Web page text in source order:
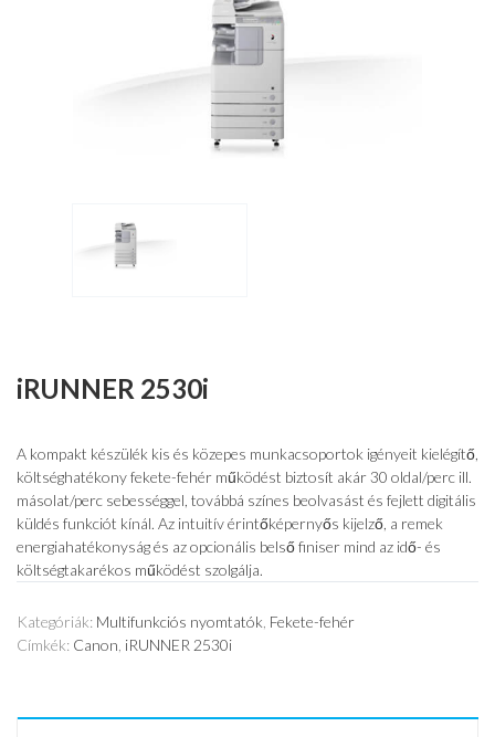
iRUNNER 2530i
A kompakt készülék kis és közepes munkacsoportok igényeit kielégítő,
költséghatékony fekete-fehér működést biztosít akár 30 oldal/perc ill.
másolat/perc sebességgel, továbbá színes beolvasást és fejlett digitális
küldés funkciót kínál. Az intuitív érintőképernyős kijelző, a remek
energiahatékonyság és az opcionális belső finiser mind az idő- és
költségtakarékos működést szolgálja.
Kategóriák: Multifunkciós nyomtatók Fekete-fehér
Címkék: Canon iRUNNER 2530i